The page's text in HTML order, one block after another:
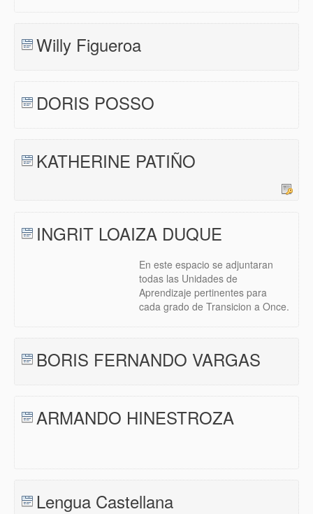
Willy Figueroa
DORIS POSSO
KATHERINE PATIÑO
INGRIT LOAIZA DUQUE
En este espacio se adjuntaran
todas las Unidades de
Aprendizaje pertinentes para
cada grado de Transicion a Once.
BORIS FERNANDO VARGAS
ARMANDO HINESTROZA
Lengua Castellana